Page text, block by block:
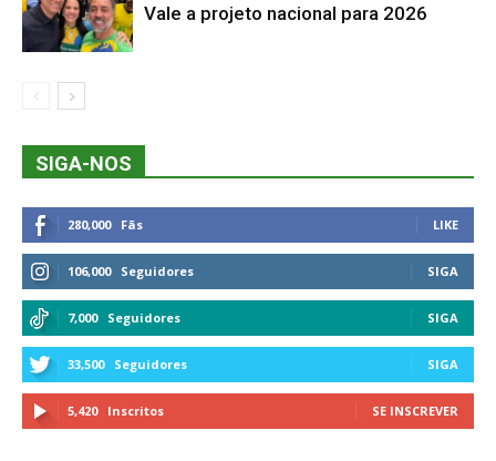
Vale a projeto nacional para 2026
SIGA-NOS
280,000 Fãs LIKE
106,000 Seguidores SIGA
7,000 Seguidores SIGA
33,500 Seguidores SIGA
5,420 Inscritos SE INSCREVER